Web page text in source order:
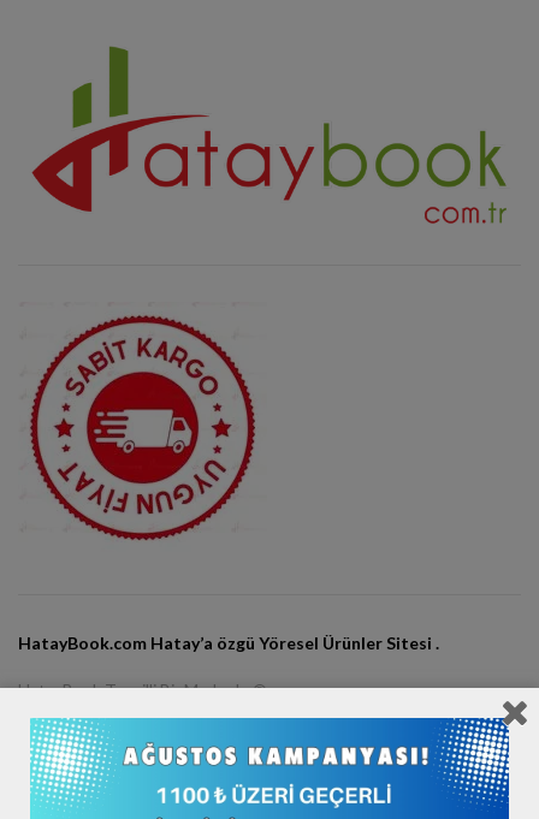
HatayBook.com Hatay’a özgü Yöresel Ürünler Sitesi .
HatayBook Tescilli Bir Markadır ®
Adres: Küçükdalyan Antakya Hatay Merkez
© HatayBook.com Mağaza Since 2013